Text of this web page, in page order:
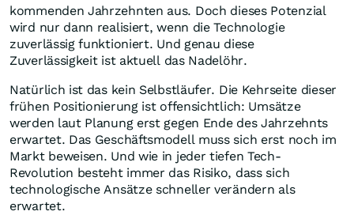
kommenden Jahrzehnten aus. Doch dieses Potenzial
wird nur dann realisiert, wenn die Technologie
zuverlässig funktioniert. Und genau diese
Zuverlässigkeit ist aktuell das Nadelöhr.
Natürlich ist das kein Selbstläufer. Die Kehrseite dieser
frühen Positionierung ist offensichtlich: Umsätze
werden laut Planung erst gegen Ende des Jahrzehnts
erwartet. Das Geschäftsmodell muss sich erst noch im
Markt beweisen. Und wie in jeder tiefen Tech-
Revolution besteht immer das Risiko, dass sich
technologische Ansätze schneller verändern als
erwartet.